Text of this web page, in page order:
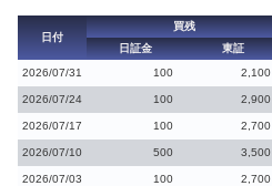
日付
買残
日証金
東証
2026/07/31
100 2,100
2026/07/24 100 2,900
2026/07/17 100 2,700
2026/07/10 500 3,500
2026/07/03 100 2,700